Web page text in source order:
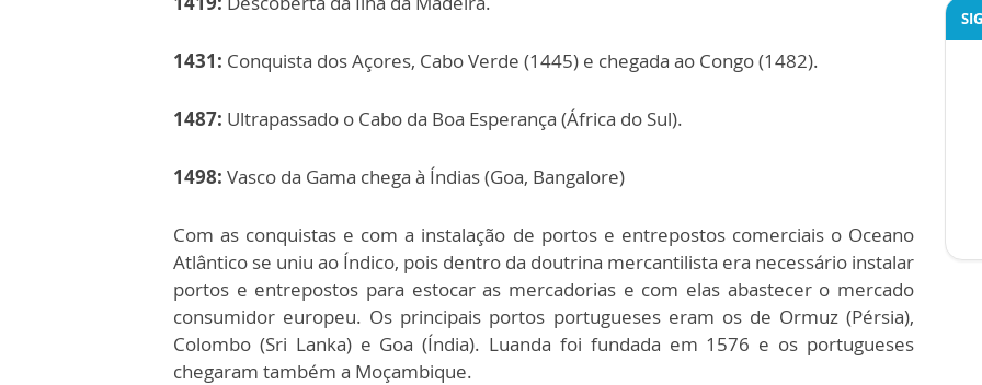
1431: Conquista dos Açores, Cabo Verde (1445) e chegada ao Congo (1482).
1487: Ultrapassado o Cabo da Boa Esperança (África do Sul).
1498: Vasco da Gama chega à Índias (Goa, Bangalore)
Com as conquistas e com a instalação de portos e entrepostos comerciais o Oceano
Atlântico se uniu ao Índico, pois dentro da doutrina mercantilista era necessário instalar
portos e entrepostos para estocar as mercadorias e com elas abastecer o mercado
consumidor europeu. Os principais portos portugueses eram os de Ormuz (Pérsia),
Colombo (Sri Lanka) e Goa (Índia). Luanda foi fundada em 1576 e os portugueses
chegaram também a Moçambique.